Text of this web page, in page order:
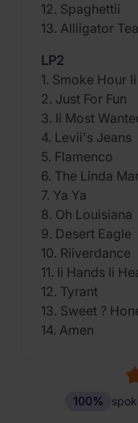
12. Spaghettii
13. Alliigator
LP2
1. Smoke Hour Ii
2. Just For Fun
3. Ii Most
4. Levii's Jeans
5. Flamenco
6. The Linda
7. Ya Ya
8. Oh Louisiana
9. Desert Eagle
10. Riiverdance
11. Ii Hands Ii
12. Tyrant
13. Sweet ?
14. Amen
100%